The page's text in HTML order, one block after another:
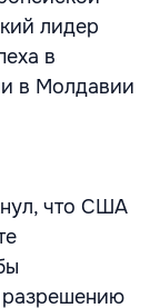
лидер
в
в Молдавии
что США
разрешению